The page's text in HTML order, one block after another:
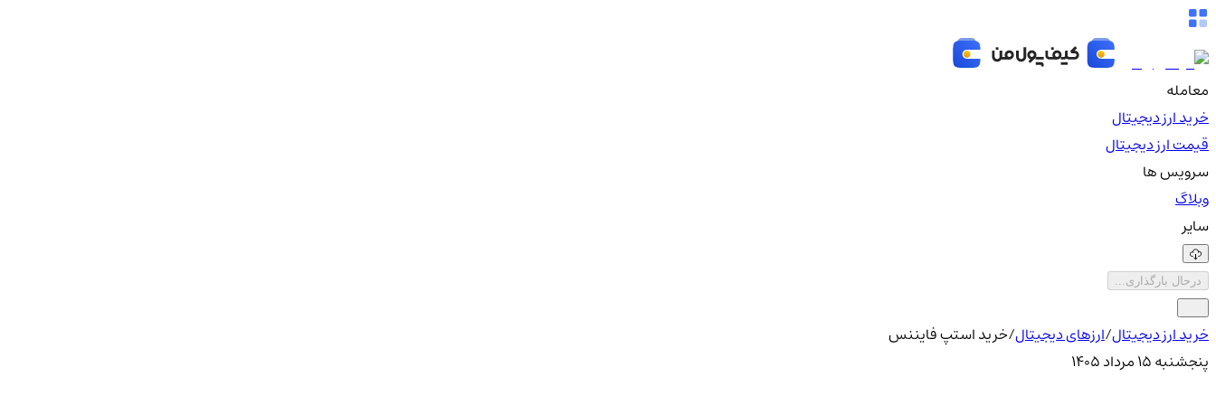
معامله
خرید ارز دیجیتال
قیمت ارز دیجیتال
سرویس ها
وبلاگ
سایر
درحال بارگذاری...
خرید ارز دیجیتال/ارزهای دیجیتال/خرید استپ فایننس
پنجشنبه ۱۵ مرداد ۱۴۰۵